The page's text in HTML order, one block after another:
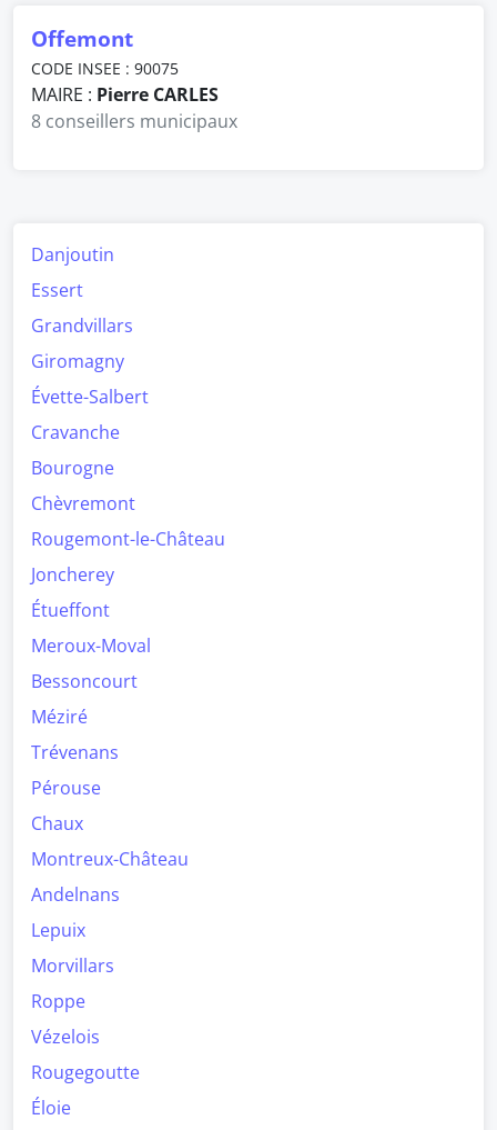
Offemont
CODE INSEE : 90075
MAIRE : Pierre CARLES
8 conseillers municipaux
Danjoutin
Essert
Grandvillars
Giromagny
Évette-Salbert
Cravanche
Bourogne
Chèvremont
Rougemont-le-Château
Joncherey
Étueffont
Meroux-Moval
Bessoncourt
Méziré
Trévenans
Pérouse
Chaux
Montreux-Château
Andelnans
Lepuix
Morvillars
Roppe
Vézelois
Rougegoutte
Éloie